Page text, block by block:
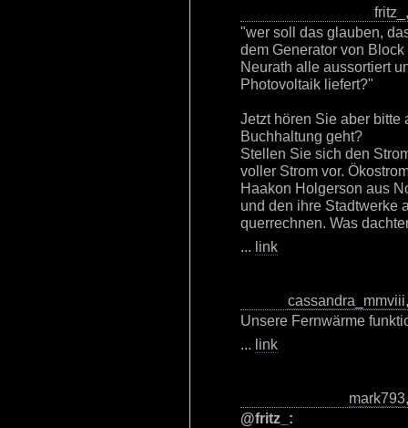
"wer soll das glauben,
dem Generator von
Neurath alle aussortiert
Photovoltaik liefert?"
Jetzt hören Sie aber bitte
Buchhaltung geht?
Stellen Sie sich den
voller Strom vor.
Haakon Holgerson aus
und den ihre Stadtwerke
querrechnen. Was
... link
cassandra_mmviii
Unsere Fernwärme
... link
mark793
@fritz_: